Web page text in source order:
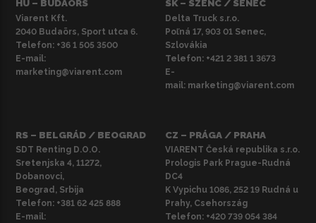
HU – BUDAÖRS
Viarent Kft.
2040 Budaörs, Sport utca 6.
Telefon: +36 1 505 3500
E-mail:
marketing@viarent.com
SK – SZENC / SENEC
Delta Truck s.r.o.
Poľná 17, 903 01 Senec,
Szlovákia
Telefon: +421 2 381 1 3673
E-
mail: marketing@viarent.com
RS – BELGRÁD / BEOGRAD
SDT Renting D.O.O.
Sretenjska 4, 11272,
Dobanovci,
Beograd, Srbija
Telefon: +381 62 425 888
E-mail:
CZ – PRÁGA / PRAHA
VIARENT Česká republika s.r.o.
Prologis Park Prague-Rudná
DC4
K Vypichu 1086, 252 19 Rudná u
Prahy, Csehország
Telefon: +420 739 054 384